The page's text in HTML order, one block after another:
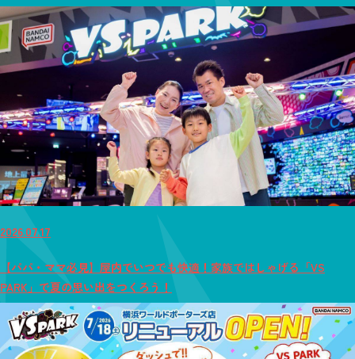
2026.07.17
【パパ・ママ必見】屋内でいつでも快適！家族ではしゃげる「VS
PARK」で夏の思い出をつくろう！